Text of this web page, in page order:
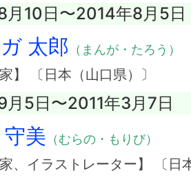
月10日〜2014年8月5日
太郎 （まんが・たろう）
家】 〔日本（山口県）〕
月5日〜2011年3月7日
美 （むらの・もりび）
家、イラストレーター】 〔日